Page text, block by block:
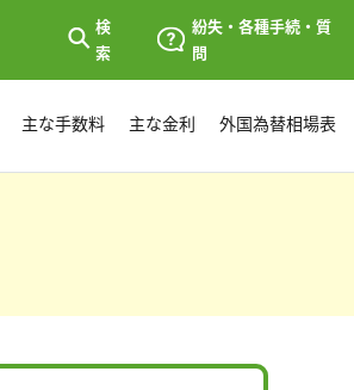
検
索
紛失・各種手続・質
問
主な手数料 主な金利 外国為替相場表